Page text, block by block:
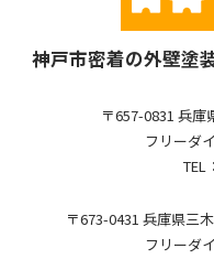
神戸市密着の外壁塗
〒657-0831 兵
フリーダ
TEL
〒673-0431 兵庫県三
フリーダ